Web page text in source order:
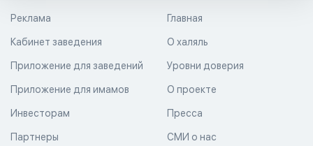
Главная
О халяль
Уровни доверия
Реклама
Кабинет заведения
Приложение для заведений
Приложение для имамов О проекте
Пресса
СМИ о нас
Инвесторам
Партнеры